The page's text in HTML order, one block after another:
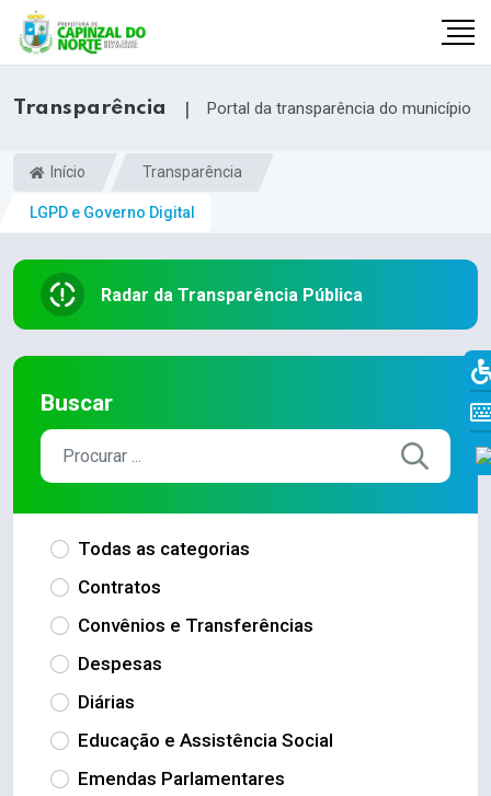
Transparência | Portal da transparência do município
Início Transparência
LGPD e Governo Digital
Radar da Transparência Pública
Buscar
Todas as categorias
Contratos
Convênios e Transferências
Despesas
Diárias
Educação e Assistência Social
Emendas Parlamentares